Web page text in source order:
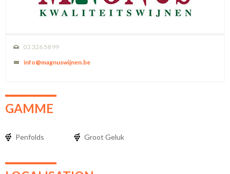
03 326 58 99
info@magnuswijnen.be
GAMME
Penfolds Groot Geluk